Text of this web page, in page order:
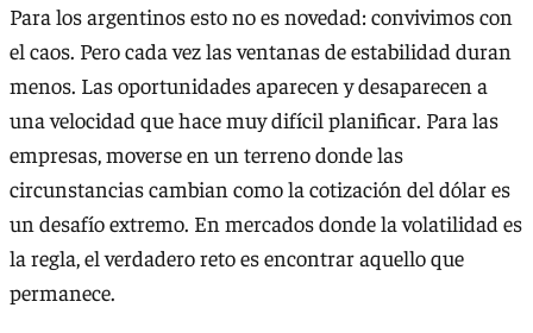
Para los argentinos esto no es novedad: convivimos con
el caos. Pero cada vez las ventanas de estabilidad duran
menos. Las oportunidades aparecen y desaparecen a
una velocidad que hace muy difícil planificar. Para las
empresas, moverse en un terreno donde las
circunstancias cambian como la cotización del dólar es
un desafío extremo. En mercados donde la volatilidad es
la regla, el verdadero reto es encontrar aquello que
permanece.